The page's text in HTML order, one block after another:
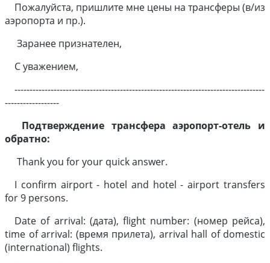
Пожалуйста, пришлите мне цены на трансферы (в/из
аэропорта и пр.).
Заранее признателен,
С уважением,
-----------------------------------------------------------------------------------
------------------
Подтверждение трансфера аэропорт-отель и
обратно:
Thank you for your quick answer.
I confirm airport - hotel and hotel - airport transfers
for 9 persons.
Date of arrival: (дата), flight number: (номер рейса),
time of arrival: (время прилета), arrival hall of domestic
(international) flights.